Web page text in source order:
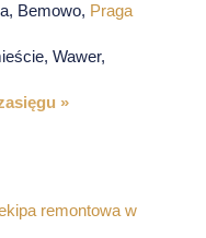
Bemowo, Praga
Wawer,
»
remontowa w